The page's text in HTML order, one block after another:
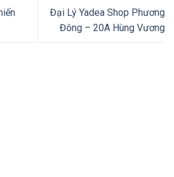
Đại Lý Yadea Shop Phương
Đông – 20A Hùng Vương